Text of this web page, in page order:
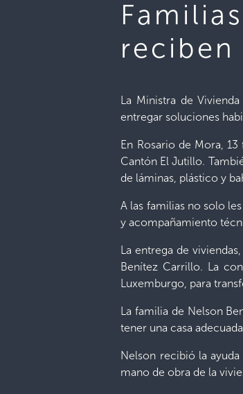
reciben
La Ministra de
entregar soluciones
En Rosario de Mora,
Cantón El Jutillo.
de láminas, plástico y
A las familias no solo
y acompañamiento
La entrega de
Benítez Carrillo. La
Luxemburgo, para
La familia de Nelson
tener una casa
Nelson recibió la
mano de obra de la